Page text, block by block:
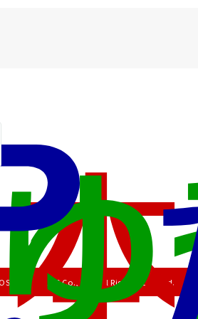
HOLDINGS Co., Ltd. All Rights Reserved.